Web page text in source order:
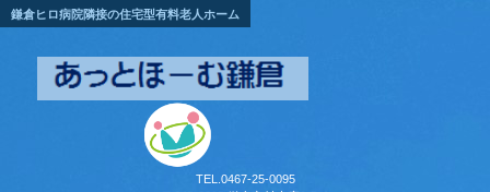
鎌倉ヒロ病院隣接の住宅型有料老人ホーム
TEL.0467-25-0095